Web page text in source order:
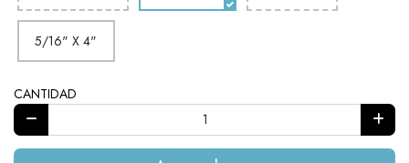
5/16" X 4"
CANTIDAD